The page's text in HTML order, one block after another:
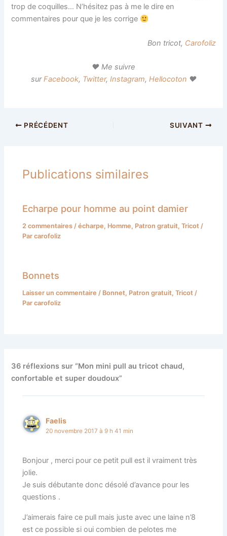
trop de coquilles… N’hésitez pas à me le dire en
commentaires pour que je les corrige
Bon tricot, Carofoliz
♥ Me suivre
surFacebook, Twitter, Instagram, Hellocoton ♥
PRÉCÉDENT SUIVANT
Publications similaires
Echarpe pour homme au point damier
2 commentaires /écharpe, Homme, Patron gratuit,Tricot /
Parcarofoliz
Bonnets
Laisser un commentaire / Bonnet, Patron gratuit,Tricot /
Parcarofoliz
36 réflexions sur “Mon mini pull au tricot chaud,
confortable et super doudoux”
Faelis
20 novembre 2017 à 9 h 41 min
Bonjour , merci pour ce petit pull est il vraiment très
jolie.
Je suis débutante donc désolé d’avance pour les
questions .
J’aimerais faire ce pull mais juste avec une laine n’8
est ce possible si oui combien de pelotes me